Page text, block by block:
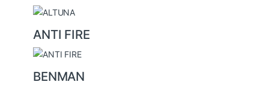
ANTI FIRE
BENMAN